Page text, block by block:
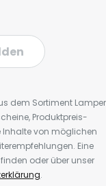
dem Sortiment
Produktpreis-
Inhalte von möglichen
Eine
oder über unser
.